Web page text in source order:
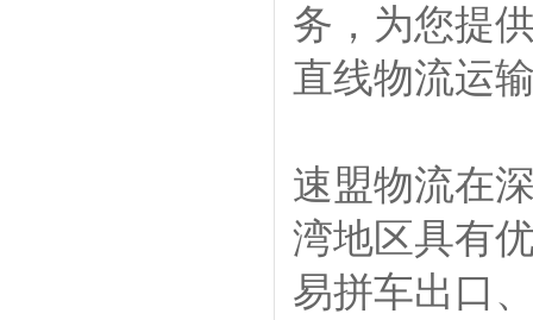
务，为您提
直线物流运
速盟物流在
湾地区具有
易拼车出口